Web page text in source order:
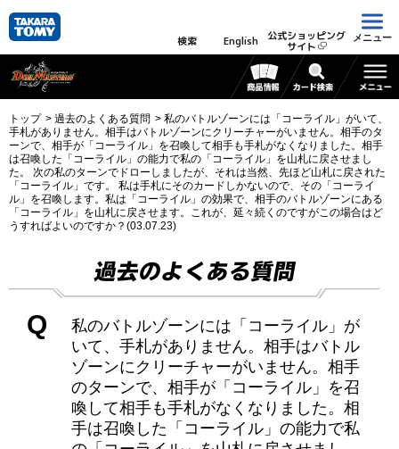
検索 English 公式ショッピング
サイト
メニュー
トップ 過去のよくある質問
私のバトルゾーンには「コーライル」がいて、
手札がありません。相手はバトルゾーンにクリーチャーがいません。相手のタ
ーンで、相手が「コーライル」を召喚して相手も手札がなくなりました。相手
は召喚した「コーライル」の能力で私の「コーライル」を山札に戻させまし
た。 次の私のターンでドローしましたが、それは当然、先ほど山札に戻された
「コーライル」です。 私は手札にそのカードしかないので、その「コーライ
ル」を召喚します。私は「コーライル」の効果で、相手のバトルゾーンにある
「コーライル」を山札に戻させます。これが、延々続くのですがこの場合はど
うすればよいのですか？(03.07.23)
過去のよくある質問
Q
私のバトルゾーンには「コーライル」が
いて、手札がありません。相手はバトル
ゾーンにクリーチャーがいません。相手
のターンで、相手が「コーライル」を召
喚して相手も手札がなくなりました。相
手は召喚した「コーライル」の能力で私